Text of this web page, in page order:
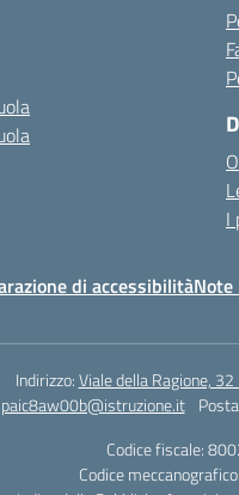
I
di accessibilitàNote
Indirizzo:Viale della Ragione,
paic8aw00b@istruzione.it
Codice fiscale:
Codice meccanografico: